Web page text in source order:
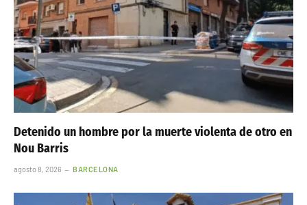
Detenido un hombre por la muerte violenta de otro en
Nou Barris
agosto 8, 2026 BARCELONA